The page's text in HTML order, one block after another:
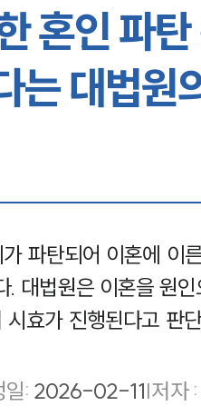
혼인 파
는 대법원
파탄되어 이혼에 이
. 대법원은 이혼을 원
효가 진행된다고 판
일: 2026-02-11|저자 :